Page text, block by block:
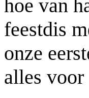
hoe van
feestdis
onze
alles voor